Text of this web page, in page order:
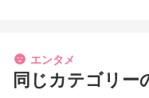
エンタメ
同じカテゴリー